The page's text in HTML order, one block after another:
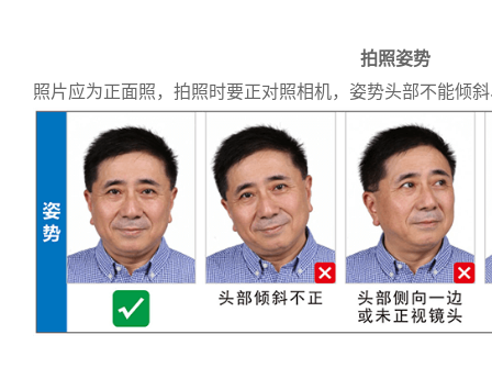
拍照姿势
照片应为正面照，拍照时要正对照相机，姿势头部不能倾